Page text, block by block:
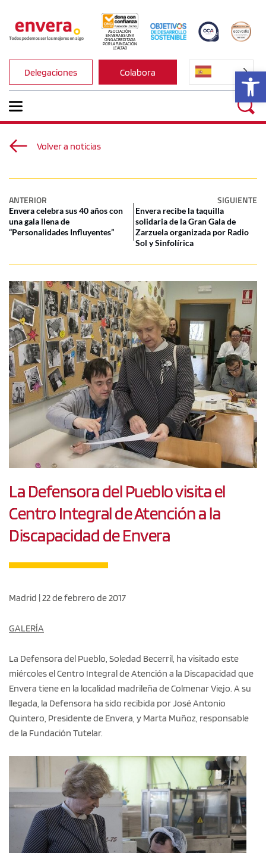
ASOCIACIÓN
ENVERA ES UNA
ONG ACREDITADA
POR LA FUNDACIÓN
LEALTAD
Delegaciones Colabora
Volver a noticias
ANTERIOR SIGUIENTE
Envera celebra sus 40 años con
una gala llena de
“Personalidades Influyentes”
Envera recibe la taquilla
solidaria de la Gran Gala de
Zarzuela organizada por Radio
Sol y Sinfolírica
La Defensora del Pueblo visita el
Centro Integral de Atención a la
Discapacidad de Envera
Madrid | 22 de febrero de 2017
GALERÍA
La Defensora del Pueblo, Soledad Becerril, ha visitado este
miércoles el Centro Integral de Atención a la Discapacidad que
Envera tiene en la localidad madrileña de Colmenar Viejo. A su
llegada, la Defensora ha sido recibida por José Antonio
Quintero, Presidente de Envera, y Marta Muñoz, responsable
de la Fundación Tutelar.